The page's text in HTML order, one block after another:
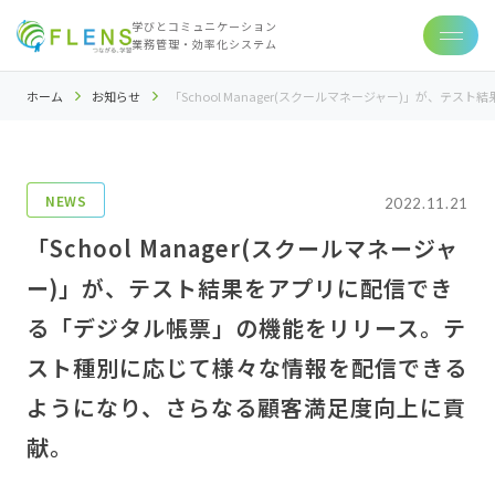
学びとコミュニケーション
業務管理・効率化システム
ホーム お知らせ 「School Manager(スクールマネージャー)」が、テスト
NEWS 2022.11.21
「School Manager(スクールマネージャ
ー)」が、テスト結果をアプリに配信でき
る「デジタル帳票」の機能をリリース。テ
スト種別に応じて様々な情報を配信できる
ようになり、さらなる顧客満足度向上に貢
献。